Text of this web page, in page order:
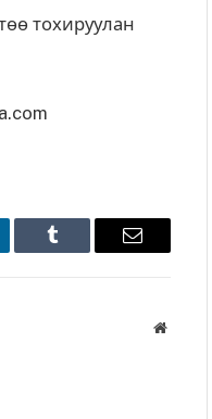
тохируулан
Tumblr Имэйл
Вэбсайт